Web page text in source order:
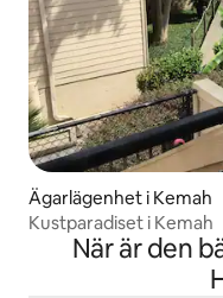
Ägarlägenhet i Kemah
Kustparadiset i Kemah
När är den